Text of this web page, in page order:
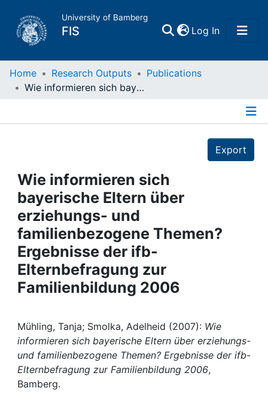
University of Bamberg
FIS Log In(current)
Home
Projects
People
Institutions
Awards
Help
Home Research Outputs
Publications
Wie informieren sich bayerische Eltern über erziehungs- und familienbezogene Themen? Ergebnisse der ifb- Elternbefragung zur Familienbildung 2006
Export
Wie informieren sich
bayerische Eltern über
erziehungs- und
familienbezogene Themen?
Ergebnisse der ifb-
Elternbefragung zur
Familienbildung 2006
Mühling, Tanja; Smolka, Adelheid (2007): Wie
informieren sich bayerische Eltern über erziehungs-
und familienbezogene Themen? Ergebnisse der ifb-
Elternbefragung zur Familienbildung 2006,
Bamberg.